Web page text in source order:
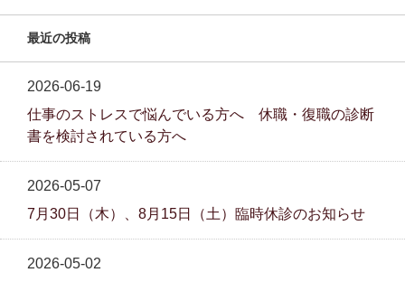
最近の投稿
2026-06-19
仕事のストレスで悩んでいる方へ 休職・復職の診断
書を検討されている方へ
2026-05-07
7月30日（木）、8月15日（土）臨時休診のお知らせ
2026-05-02